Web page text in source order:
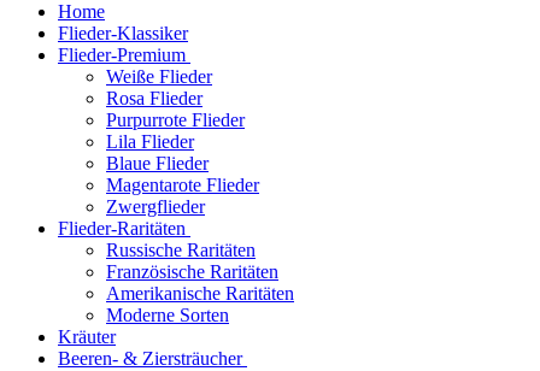
Home
Flieder-Klassiker
Flieder-​Premium
Weiße Flieder
Rosa Flieder
Purpurrote Flieder
Lila Flieder
Blaue Flieder
Magentarote Flieder
Zwergflieder
Flieder-Raritäten
Russische Raritäten
Französische Raritäten
Amerikanische Raritäten
Moderne Sorten
Kräuter
Beeren- & Ziersträucher